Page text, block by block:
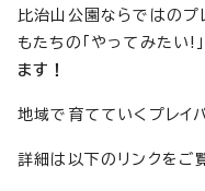
比治山公園ならではのプ
もたちの「やってみたい!
ます！
地域で育てていくプレイ
詳細は以下のリンクをご